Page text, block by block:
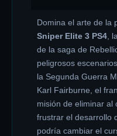
Domina el arte de la
Sniper Elite 3 PS4 ,
de la saga de
peligrosos
la Segunda Guerra
Karl Fairburne, el
misión de eliminar al
frustrar el desarrollo
podría cambiar el